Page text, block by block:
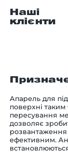
Наші
клієнти
Апарель для
поверхні
пересування
дозволяє
ефективним.